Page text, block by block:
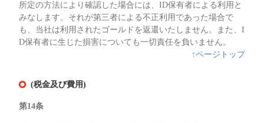
所定の方法により確認した場合には、ID保有者による利用と
みなします。それが第三者による不正利用であった場合で
も、当社は利用されたゴールドを返還いたしません。また、I
D保有者に生じた損害についても一切責任を負いません。
↑ページトップ
(税金及び費用)
第14条